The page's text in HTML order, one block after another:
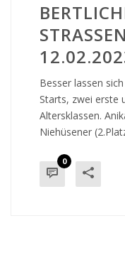
2.02.2023
Besser lassen
Starts, zwei erste
Altersklassen.
Niehüsener
0